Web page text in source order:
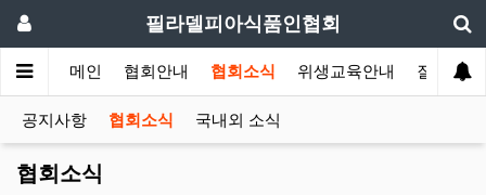
필라델피아식품인협회
메인 협회안내 협회소식 위생교육안내 질의답변
공지사항 협회소식 국내외 소식
협회소식